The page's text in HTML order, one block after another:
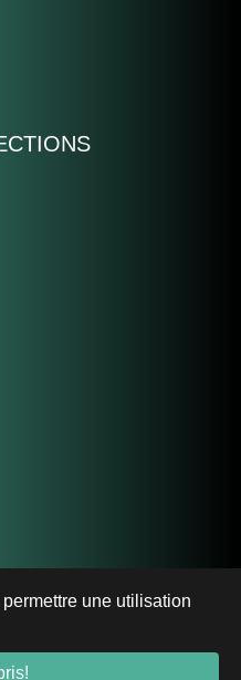
une utilisation
Mines et des Carrières